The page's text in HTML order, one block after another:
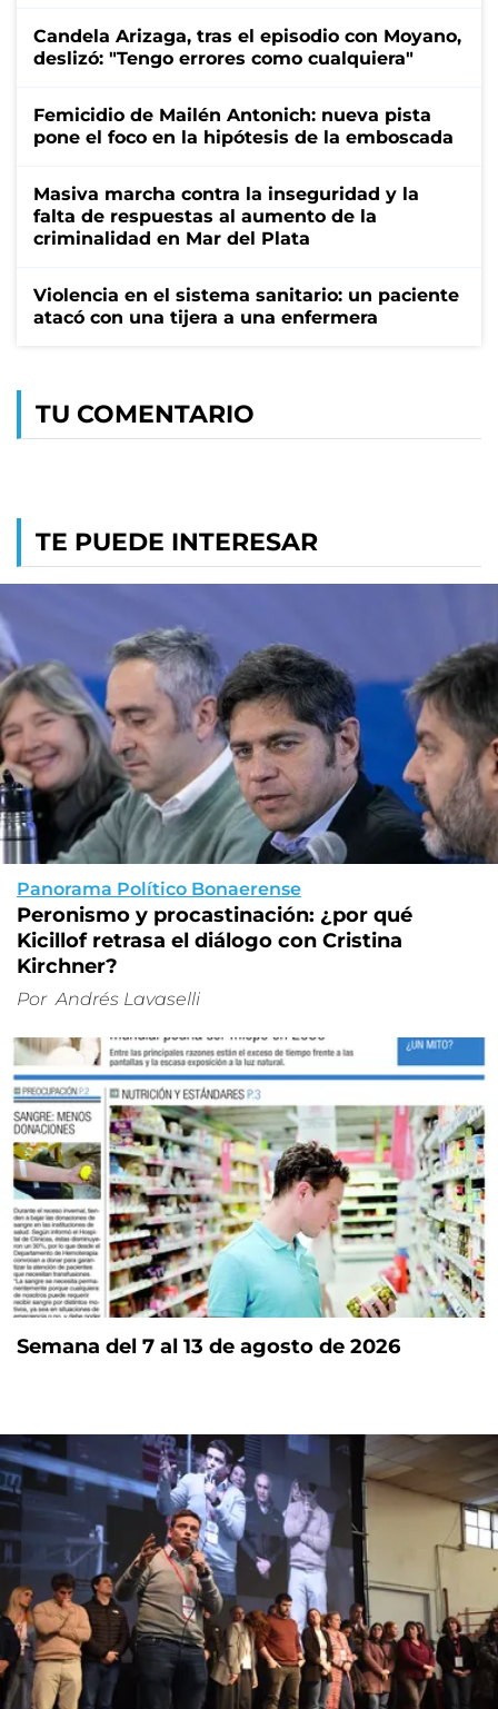
Candela Arizaga, tras el episodio con Moyano,
deslizó: "Tengo errores como cualquiera"
Femicidio de Mailén Antonich: nueva pista
pone el foco en la hipótesis de la emboscada
Masiva marcha contra la inseguridad y la
falta de respuestas al aumento de la
criminalidad en Mar del Plata
Violencia en el sistema sanitario: un paciente
atacó con una tijera a una enfermera
TU COMENTARIO
TE PUEDE INTERESAR
Panorama Político Bonaerense
Peronismo y procastinación: ¿por qué
Kicillof retrasa el diálogo con Cristina
Kirchner?
Por Andrés Lavaselli
Semana del 7 al 13 de agosto de 2026